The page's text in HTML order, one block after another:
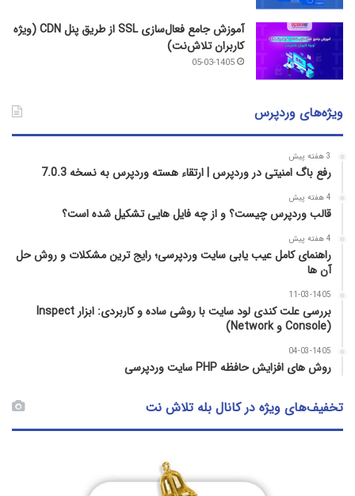
آموزش جامع فعال‌سازی SSL از طریق پنل CDN (ویژه
کاربران تلاش‌نت)
05-03-1405
ویژه‌های وردپرس
3 هفته پیش
رفع باگ امنیتی در وردپرس | ارتقاء هسته وردپرس به نسخه 7.0.3
4 هفته پیش
قالب وردپرس چیست؟ و از چه فایل­ هایی تشکیل شده است؟
4 هفته پیش
راهنمای کامل عیب‌ یابی سایت وردپرسی؛ رایج‌ ترین مشکلات و روش حل
آن‌ ها
11-03-1405
بررسی علت کندی لود سایت با روشی ساده و کاربردی: ابزار Inspect
(Console و Network)
04-03-1405
روش‌ های افزایش حافظه PHP سایت وردپرسی
تخفیف‌های ویژه در کانال بله تلاش نت